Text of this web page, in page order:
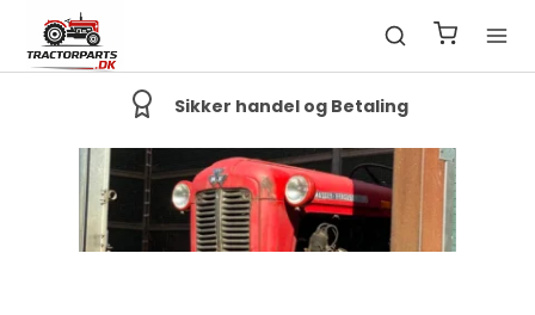
God Kundeservice